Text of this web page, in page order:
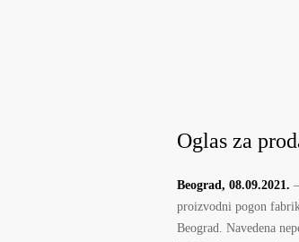
Oglas za
Beograd, 08.09.2021.
proizvodni pogon
Beograd. Navedena